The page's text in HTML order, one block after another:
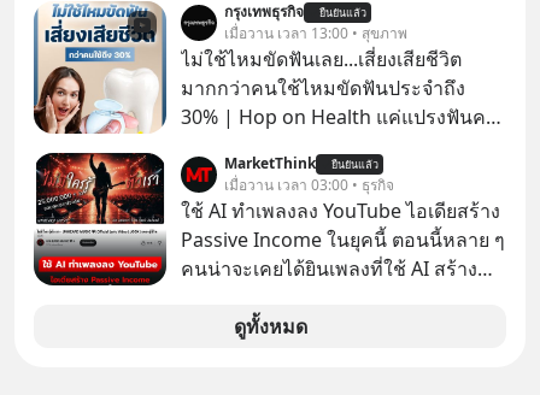
ค้นหาข้อมูลและวิเคราะห์เองให้เสีย
เวลา แค่ใช้ PICKTECH™ บนแอป
WealthX ช่วยคัดกองทุนเด่นให้ได้
กรุงเทพธุรกิจ ยืนยันแล้ว
เมื่อวาน เวลา 13:00 • สุขภาพ
ไม่ใช้ไหมขัดฟันเลย...เสี่ยงเสียชีวิต
มากกว่าคนใช้ไหมขัดฟันประจำถึง
30% | Hop on Health แค่แปรงฟันคง
อายุ 5,000 คน มีข้อมูลที่น่าสนใจเกี่ยว
กับโรคต่างๆที่เกิดจากการไม่ใช้ไหมขัด
ฟันเป็นประจำ เสี่ยงเกิดโรคนำไปสู่การ
เสียชีวิต...อะไรคือสาเหตุติดตามได้ใน
MarketThink ยืนยันแล้ว
เมื่อวาน เวลา 03:00 • ธุรกิจ
ใช้ AI ทำเพลงลง YouTube ไอเดียสร้าง
Passive Income ในยุคนี้ ตอนนี้หลาย ๆ
คนน่าจะเคยได้ยินเพลงที่ใช้ AI สร้าง
รู้ตัวเรา” จากช่องชื่อว่า UNHEARD
ดูทั้งหมด